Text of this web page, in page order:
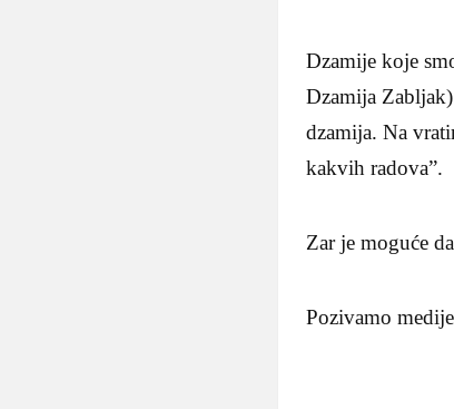
Dzamije koje
Dzamija
dzamija. Na
kakvih radova”.
Zar je moguće
Pozivamo